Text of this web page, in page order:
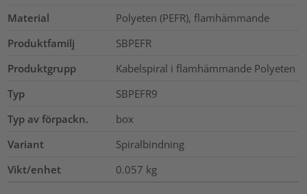
Material
Polyeten (PEFR), flamhämmande
Produktfamilj
SBPEFR
Produktgrupp
Kabelspiral i flamhämmande Polyeten
Typ
SBPEFR9
Typ av förpackn.
box
Variant
Spiralbindning
Vikt/enhet
0.057 kg